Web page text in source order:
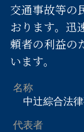
交通事故等の
おります。迅
頼者の利益の
います。
名称
中辻綜合法
代表者